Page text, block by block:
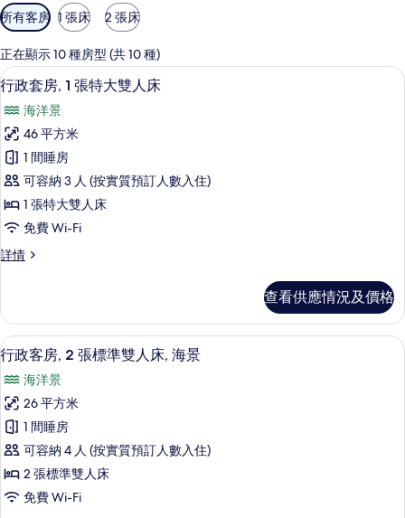
可
用
嘅
客
房
篩
選
條
件
所有客房 1 張床 2 張床
正在顯示 10 種房型 (共 10 種)
載
入
所
有
行
政
套
房,
1
特
大
雙
人
床
的
相
片
行政套房, 1 張特大雙人床 | 埃及棉床
6
行政套房, 1 張特大雙人床
海洋景
46 平方米
1 間睡房
可容納 3 人 (按實質預訂人數入住)
1 張特大雙人床
免費 Wi-Fi
詳情
行
1
張
特
大
雙
人
床
詳
情
查看供應情況及價格
載
入
所
有
行
政
客
房,
埃及棉床單、高級寢具、羽絨被、特
4
行政客房, 2 張標準雙人床, 海景
海洋景
26 平方米
1 間睡房
可容納 4 人 (按實質預訂人數入住)
2 張標準雙人床
免費 Wi-Fi